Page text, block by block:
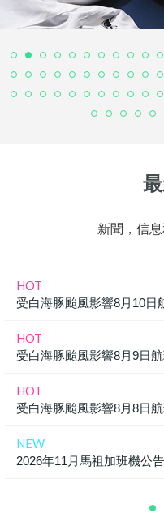
新聞，信
HOT
受白海豚颱風影響8月10日
HOT
受白海豚颱風影響8月9日
HOT
受白海豚颱風影響8月8日
NEW
2026年11月馬祖加班機公告